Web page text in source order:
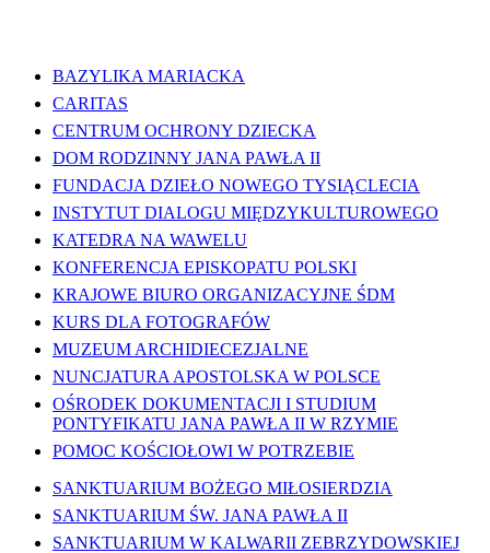
BAZYLIKA MARIACKA
CARITAS
CENTRUM OCHRONY DZIECKA
DOM RODZINNY JANA PAWŁA II
FUNDACJA DZIEŁO NOWEGO TYSIĄCLECIA
INSTYTUT DIALOGU MIĘDZYKULTUROWEGO
KATEDRA NA WAWELU
KONFERENCJA EPISKOPATU POLSKI
KRAJOWE BIURO ORGANIZACYJNE ŚDM
KURS DLA FOTOGRAFÓW
MUZEUM ARCHIDIECEZJALNE
NUNCJATURA APOSTOLSKA W POLSCE
OŚRODEK DOKUMENTACJI I STUDIUM
PONTYFIKATU JANA PAWŁA II W RZYMIE
POMOC KOŚCIOŁOWI W POTRZEBIE
SANKTUARIUM BOŻEGO MIŁOSIERDZIA
SANKTUARIUM ŚW. JANA PAWŁA II
SANKTUARIUM W KALWARII ZEBRZYDOWSKIEJ